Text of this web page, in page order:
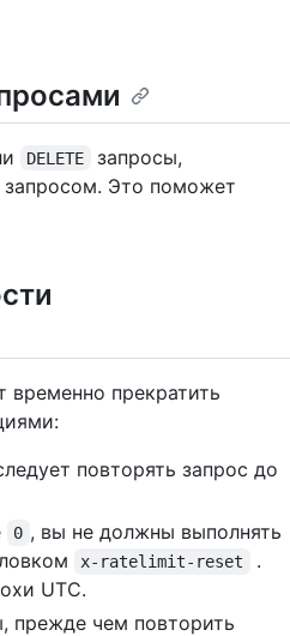
DELETE
запросы,
Это поможет
временно прекратить
повторять запрос до
0 , вы не должны выполнять
x-ratelimit-reset
.
UTC.
прежде чем повторить